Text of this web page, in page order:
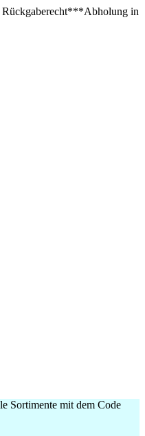
Rückgaberecht***Abholung in
Sortimente mit dem Code